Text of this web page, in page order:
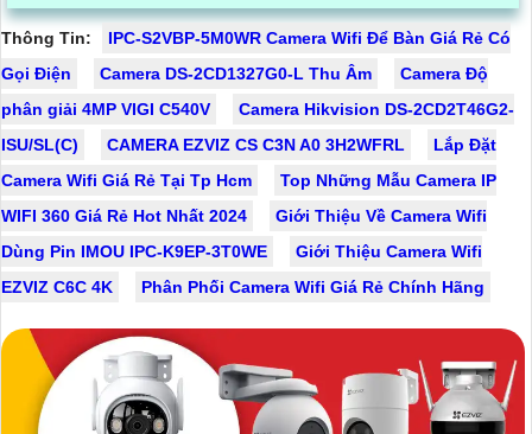
Thông Tin:
IPC-S2VBP-5M0WR Camera Wifi Để Bàn Giá Rẻ Có
Gọi Điện
Camera DS-2CD1327G0-L Thu Âm
Camera Độ
phân giải 4MP VIGI C540V
Camera Hikvision DS-2CD2T46G2-
ISU/SL(C)
CAMERA EZVIZ CS C3N A0 3H2WFRL
Lắp Đặt
Camera Wifi Giá Rẻ Tại Tp Hcm
Top Những Mẫu Camera IP
WIFI 360 Giá Rẻ Hot Nhất 2024
Giới Thiệu Về Camera Wifi
Dùng Pin IMOU IPC-K9EP-3T0WE
Giới Thiệu Camera Wifi
EZVIZ C6C 4K
Phân Phối Camera Wifi Giá Rẻ Chính Hãng